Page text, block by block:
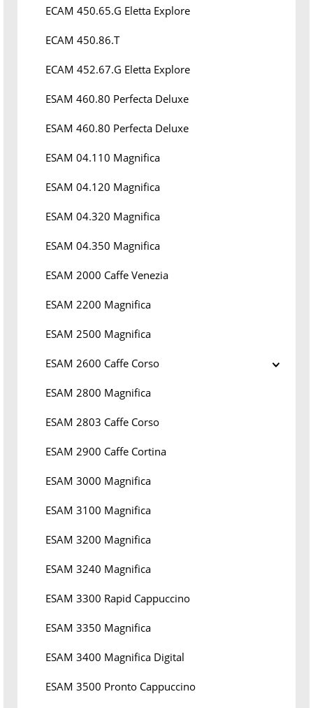
ECAM 450.65.G Eletta Explore
ECAM 450.86.T
ECAM 452.67.G Eletta Explore
ESAM 460.80 Perfecta Deluxe
ESAM 460.80 Perfecta Deluxe
ESAM 04.110 Magnifica
ESAM 04.120 Magnifica
ESAM 04.320 Magnifica
ESAM 04.350 Magnifica
ESAM 2000 Caffe Venezia
ESAM 2200 Magnifica
ESAM 2500 Magnifica
ESAM 2600 Caffe Corso
ESAM 2800 Magnifica
ESAM 2803 Caffe Corso
ESAM 2900 Caffe Cortina
ESAM 3000 Magnifica
ESAM 3100 Magnifica
ESAM 3200 Magnifica
ESAM 3240 Magnifica
ESAM 3300 Rapid Cappuccino
ESAM 3350 Magnifica
ESAM 3400 Magnifica Digital
ESAM 3500 Pronto Cappuccino